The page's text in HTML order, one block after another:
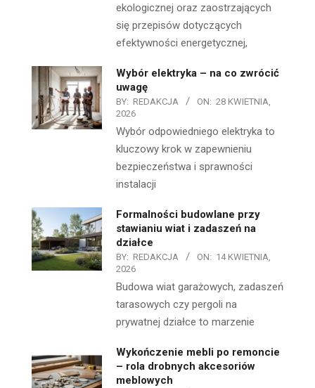
ekologicznej oraz zaostrzających
się przepisów dotyczących
efektywności energetycznej,
Wybór elektryka – na co zwrócić
uwagę
BY: REDAKCJA ON: 28 KWIETNIA,
2026
Wybór odpowiedniego elektryka to
kluczowy krok w zapewnieniu
bezpieczeństwa i sprawności
instalacji
Formalności budowlane przy
stawianiu wiat i zadaszeń na
działce
BY: REDAKCJA ON: 14 KWIETNIA,
2026
Budowa wiat garażowych, zadaszeń
tarasowych czy pergoli na
prywatnej działce to marzenie
Wykończenie mebli po remoncie
– rola drobnych akcesoriów
meblowych